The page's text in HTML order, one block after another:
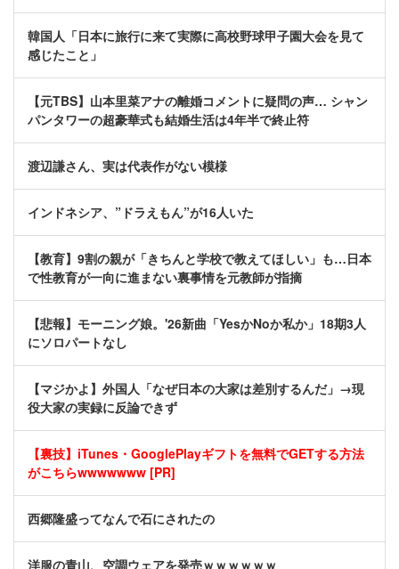
韓国人「日本に旅行に来て実際に高校野球甲子園大会を見て
感じたこと」
【元TBS】山本里菜アナの離婚コメントに疑問の声… シャン
パンタワーの超豪華式も結婚生活は4年半で終止符
渡辺謙さん、実は代表作がない模様
インドネシア、”ドラえもん”が16人いた
【教育】9割の親が「きちんと学校で教えてほしい」も…日本
で性教育が一向に進まない裏事情を元教師が指摘
【悲報】モーニング娘。'26新曲「YesかNoか私か」18期3人
にソロパートなし
【マジかよ】外国人「なぜ日本の大家は差別するんだ」→現
役大家の実録に反論できず
【裏技】iTunes・GooglePlayギフトを無料でGETする方法
がこちらwwwwwww [PR]
西郷隆盛ってなんで石にされたの
洋服の青山、空調ウェアを発売ｗｗｗｗｗｗ